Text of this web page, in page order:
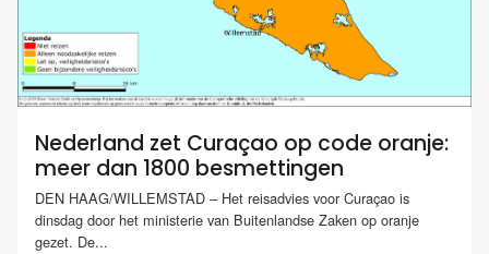
Nederland zet Curaçao op code oranje:
meer dan 1800 besmettingen
DEN HAAG/WILLEMSTAD – Het reisadvies voor Curaçao is
dinsdag door het ministerie van Buitenlandse Zaken op oranje
gezet. De...